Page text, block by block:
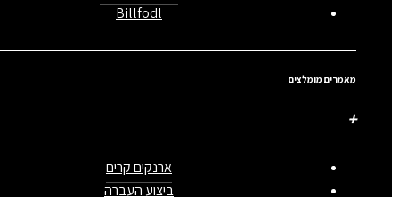
Billfodl
מאמרים מומלצים
ארנקים קרים
ביצוע העברה